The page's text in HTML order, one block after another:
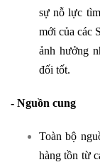
sự nỗ lực
mới của các
ảnh hưởng
đối tốt.
- Nguồn cung
Toàn bộ
hàng tồn từ